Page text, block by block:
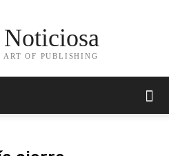
Noticiosa
ART OF PUBLISHING